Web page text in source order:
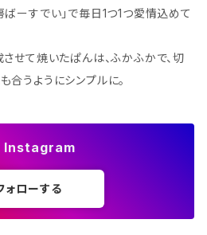
ーすでい」で毎日1つ1つ愛情込めて
せて焼いたぱんは、ふかふかで、切
うようにシンプルに。
Instagram
ォローする